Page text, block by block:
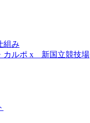
組み
カルポ x 新国立競技場